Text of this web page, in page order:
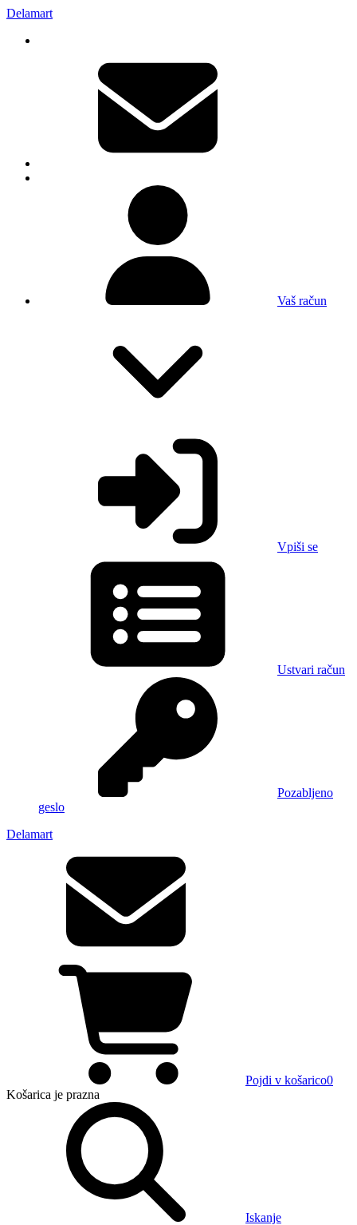
Delamart
Vaš račun
Vpiši se
Ustvari račun
Pozabljeno
geslo
Delamart
Pojdi v košarico0
Košarica je prazna
Iskanje